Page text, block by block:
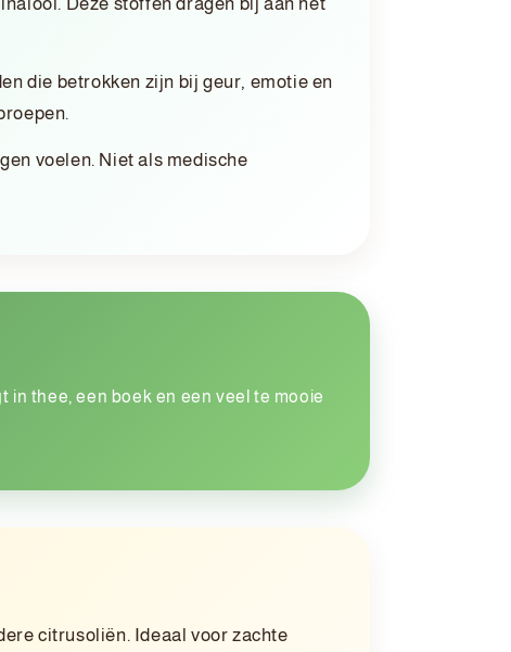
die betrokken zijn bij geur, emotie en
voelen. Niet als medische
in thee, een boek en een veel te mooie
citrusoliën. Ideaal voor zachte